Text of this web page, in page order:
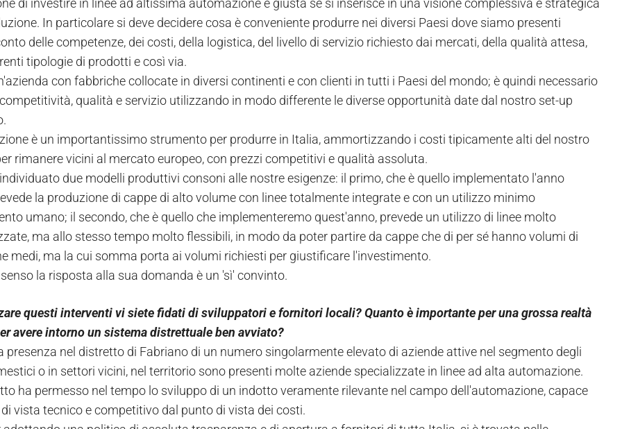
di investire in linee ad altissima automazione è giusta se si inserisce in una visione complessiva e strategica
In particolare si deve decidere cosa è conveniente produrre nei diversi Paesi dove siamo presenti
delle competenze, dei costi, della logistica, del livello di servizio richiesto dai mercati, della qualità attesa,
tipologie di prodotti e così via.
con fabbriche collocate in diversi continenti e con clienti in tutti i Paesi del mondo; è quindi necessario
qualità e servizio utilizzando in modo differente le diverse opportunità date dal nostro set-up
è un importantissimo strumento per produrre in Italia, ammortizzando i costi tipicamente alti del nostro
rimanere vicini al mercato europeo, con prezzi competitivi e qualità assoluta.
due modelli produttivi consoni alle nostre esigenze: il primo, che è quello implementato l'anno
la produzione di cappe di alto volume con linee totalmente integrate e con un utilizzo minimo
umano; il secondo, che è quello che implementeremo quest'anno, prevede un utilizzo di linee molto
ma allo stesso tempo molto flessibili, in modo da poter partire da cappe che di per sé hanno volumi di
medi, ma la cui somma porta ai volumi richiesti per giustificare l'investimento.
la risposta alla sua domanda è un 'sì' convinto.
questi interventi vi siete fidati di sviluppatori e fornitori locali? Quanto è importante per una grossa realtà
avere intorno un sistema distrettuale ben avviato?
presenza nel distretto di Fabriano di un numero singolarmente elevato di aziende attive nel segmento degli
o in settori vicini, nel territorio sono presenti molte aziende specializzate in linee ad alta automazione.
ha permesso nel tempo lo sviluppo di un indotto veramente rilevante nel campo dell'automazione, capace
vista tecnico e competitivo dal punto di vista dei costi.